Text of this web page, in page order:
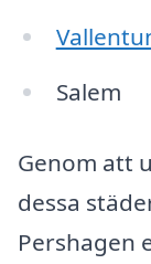
Salem
Genom att
dessa
Pershagen